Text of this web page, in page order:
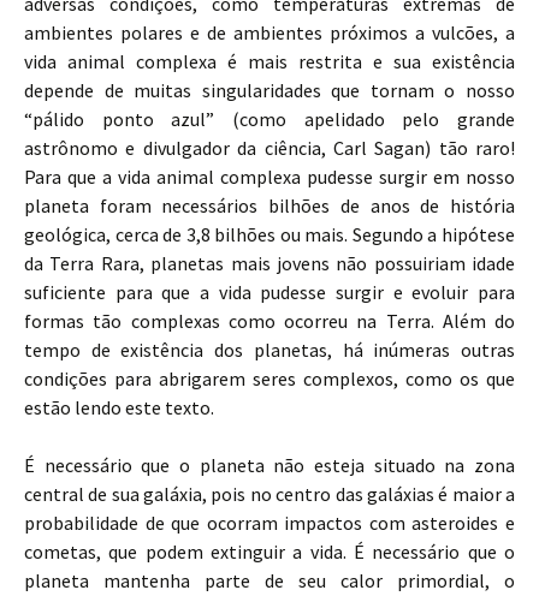
ambientes polares e de ambientes próximos a vulcões, a
vida animal complexa é mais restrita e sua existência
depende de muitas singularidades que tornam o nosso
“pálido ponto azul” (como apelidado pelo grande
astrônomo e divulgador da ciência, Carl Sagan) tão raro!
Para que a vida animal complexa pudesse surgir em nosso
planeta foram necessários bilhões de anos de história
geológica, cerca de 3,8 bilhões ou mais. Segundo a hipótese
da Terra Rara, planetas mais jovens não possuiriam idade
suficiente para que a vida pudesse surgir e evoluir para
formas tão complexas como ocorreu na Terra. Além do
tempo de existência dos planetas, há inúmeras outras
condições para abrigarem seres complexos, como os que
estão lendo este texto.
É necessário que o planeta não esteja situado na zona
central de sua galáxia, pois no centro das galáxias é maior a
probabilidade de que ocorram impactos com asteroides e
cometas, que podem extinguir a vida. É necessário que o
planeta mantenha parte de seu calor primordial, o